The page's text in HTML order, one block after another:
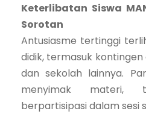
Keterlibatan Siswa
Sorotan
Antusiasme tertinggi
didik, termasuk kontingen
dan sekolah lainnya.
menyimak
berpartisipasi dalam sesi